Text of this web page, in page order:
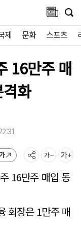
제 문화 스포츠
16만주 매
화
16만주 매입 동
회장은 1만주 매